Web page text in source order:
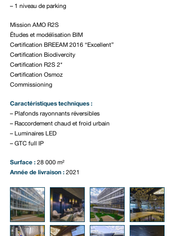
– 1 niveau de parking
Mission AMO R2S
Études et modélisation BIM
Certification BREEAM 2016 “Excellent”
Certification Biodivercity
Certification R2S 2*
Certification Osmoz
Commissioning
Caractéristiques techniques :
– Plafonds rayonnants réversibles
– Raccordement chaud et froid urbain
– Luminaires LED
– GTC full IP
Surface : 28 000 m²
Année de livraison : 2021